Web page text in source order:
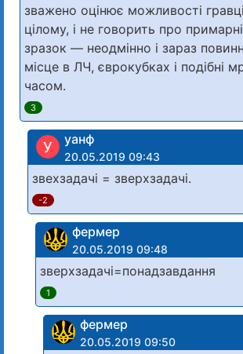
зважено оцінює можливості
цілому, і не говорить про
зразок — неодмінно і зараз
місце в ЛЧ, єврокубках і подібні
часом.
3
У уанф
20.05.2019 09:43
звехзадачі = зверхзадачі.
-2
фермер
20.05.2019 09:48
зверхзадачі=понадзавдання
1
фермер
20.05.2019 09:50